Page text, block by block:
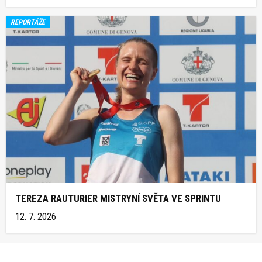
REPORTÁŽE
TEREZA RAUTURIER MISTRYNÍ SVĚTA VE SPRINTU
12. 7. 2026